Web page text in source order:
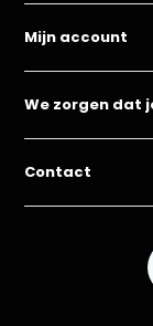
Mijn account
We zorgen dat
Contact